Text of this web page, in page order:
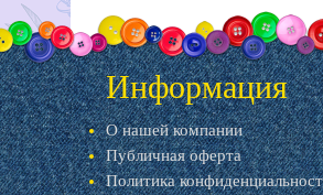
Информация
О нашей компании
Публичная оферта
Политика